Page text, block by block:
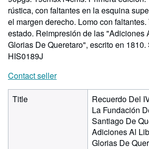
rústica, con faltantes en la esquina
el margen derecho. Lomo con faltantes.
estado. Reimpresión de las "Adiciones
Glorias De Queretaro", escrito en 1810.
HIS0189J
Contact seller
Title
Recuerdo Del
La Fundación
Santiago De
Adiciones Al
Glorias De